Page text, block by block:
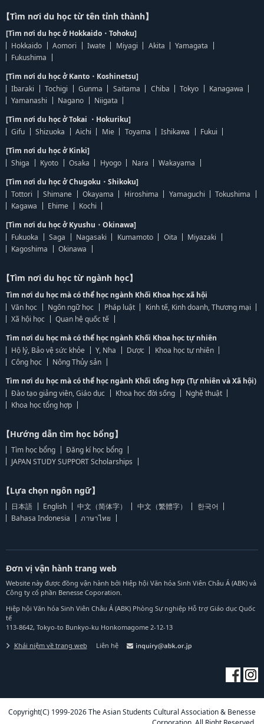
【Tìm nơi du học từ tên tỉnh thành】
[Tìm nơi du học ở Hokkaido・Tohoku]
Hokkaido
Aomori Iwate Miyagi Akita
Yamagata
Fukushima
[Tìm nơi du học ở Kanto・Koshinetsu]
Ibaraki
Tochigi Gunma Saitama Chiba Tokyo
Kanagawa
Yamanashi
Nagano
Niigata
[Tìm nơi du học ở Tokai ・Hokuriku]
Gifu
Shizuoka Aichi Mie Toyama Ishikawa
Fukui
[Tìm nơi du học ở Kinki]
Shiga
Kyoto Osaka Hyogo Nara
Wakayama
[Tìm nơi du học ở Chugoku・Shikoku]
Tottori
Shimane Okayama Hiroshima Yamaguchi
Tokushima
Kagawa
Ehime
Kochi
[Tìm nơi du học ở Kyushu・Okinawa]
Fukuoka
Saga Nagasaki Kumamoto Oita
Miyazaki
Kagoshima
Okinawa
【Tìm nơi du học từ ngành học】
Tìm nơi du học mà có thể học ngành Khối Khoa học xã hội
Văn học
Ngôn ngữ học Pháp luật
Kinh tế, Kinh doanh, Thương mại
Xã hội học
Quan hệ quốc tế
Tìm nơi du học mà có thể học ngành Khối Khoa học tự nhiên
Hộ lý, Bảo vệ sức khỏe
Y, Nha Dược
Khoa học tự nhiên
Công học
Nông Thủy sản
Tìm nơi du học mà có thể học ngành Khối tổng hợp (Tự nhiên và Xã hội)
Đào tạo giảng viên, Giáo dục
Khoa học đời sống
Nghệ thuật
Khoa học tổng hợp
【Hướng dẫn tìm học bổng】
Tìm học bổng
Đăng kí học bổng
JAPAN STUDY SUPPORT Scholarships
【Lựa chọn ngôn ngữ】
日本語 English 中文（简体字） 中文（繁體字）
한국어
Bahasa Indonesia
ภาษาไทย
Đơn vị vận hành trang web
Website này được đồng vận hành bởi Hiệp hội Văn hóa Sinh Viên Châu Á (ABK) và
Công ty cổ phần Benesse Coporation.
Hiệp hội Văn hóa Sinh Viên Châu Á (ABK) Phòng Sự nghiệp Hỗ trợ Giáo dục Quốc
tế
113-8642, Tokyo-to Bunkyo-ku Honkomagome 2-12-13
Khái niệm về trang web Liên hệ
Copyright(C) 1999-2026 The Asian Students Cultural Association & Benesse